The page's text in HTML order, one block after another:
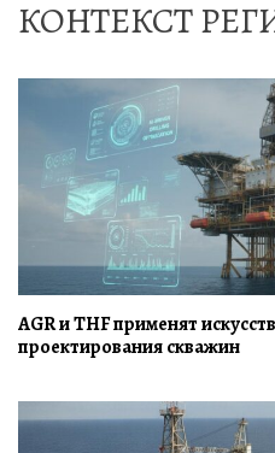
КОНТЕКСТ
AGR и THF применят
проектирования скважин